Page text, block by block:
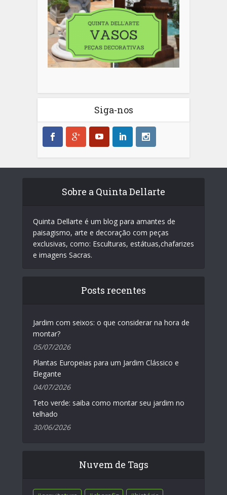
Siga-nos
Sobre a Quinta Dellarte
Quinta Dellarte é um blog para amantes de
paisagismo, arte e decoração com peças
exclusivas, como: Esculturas, estátuas,chafarizes
e imagens Sacras.
Posts recentes
Jardim com seixos: o que considerar na hora de
montar?
05/07/2026
Plantas Europeias para um Jardim Clássico e
Elegante
04/07/2026
Teto verde: saiba como montar seu jardim no
telhado
30/06/2026
Nuvem de Tags